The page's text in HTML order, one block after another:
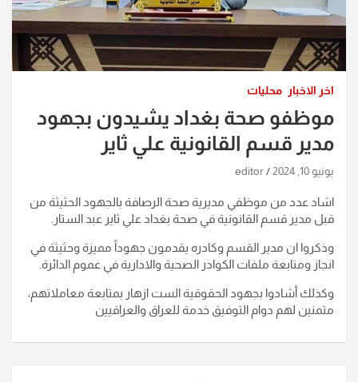
اخر الاخبار محليات
موظفو صحة بغداد يشيدون بجهود
مدير قسم القانونية علي ثاير
يونيو 10, 2024 editor
اشاد عدد من موظفي مديرية صحة الرصافة بالجهود الحثيثة من
قبل مدير قسم القانونية في صحة بغداد علي ثاير عبد الستار.
وذكروا ان مدير القسم وكادره يقدمون جهوداً مميزة وحثيثة في
انجاز ومتابعة ملفات الكوادر الصحية والادارية في عموم الدائرة.
وكذلك أشادوا بجهود الحقوقية الست ازهار بمتابعة معاملاتهم،
متمنين لهم دوام التوفيق خدمة للعراق والعراقيين